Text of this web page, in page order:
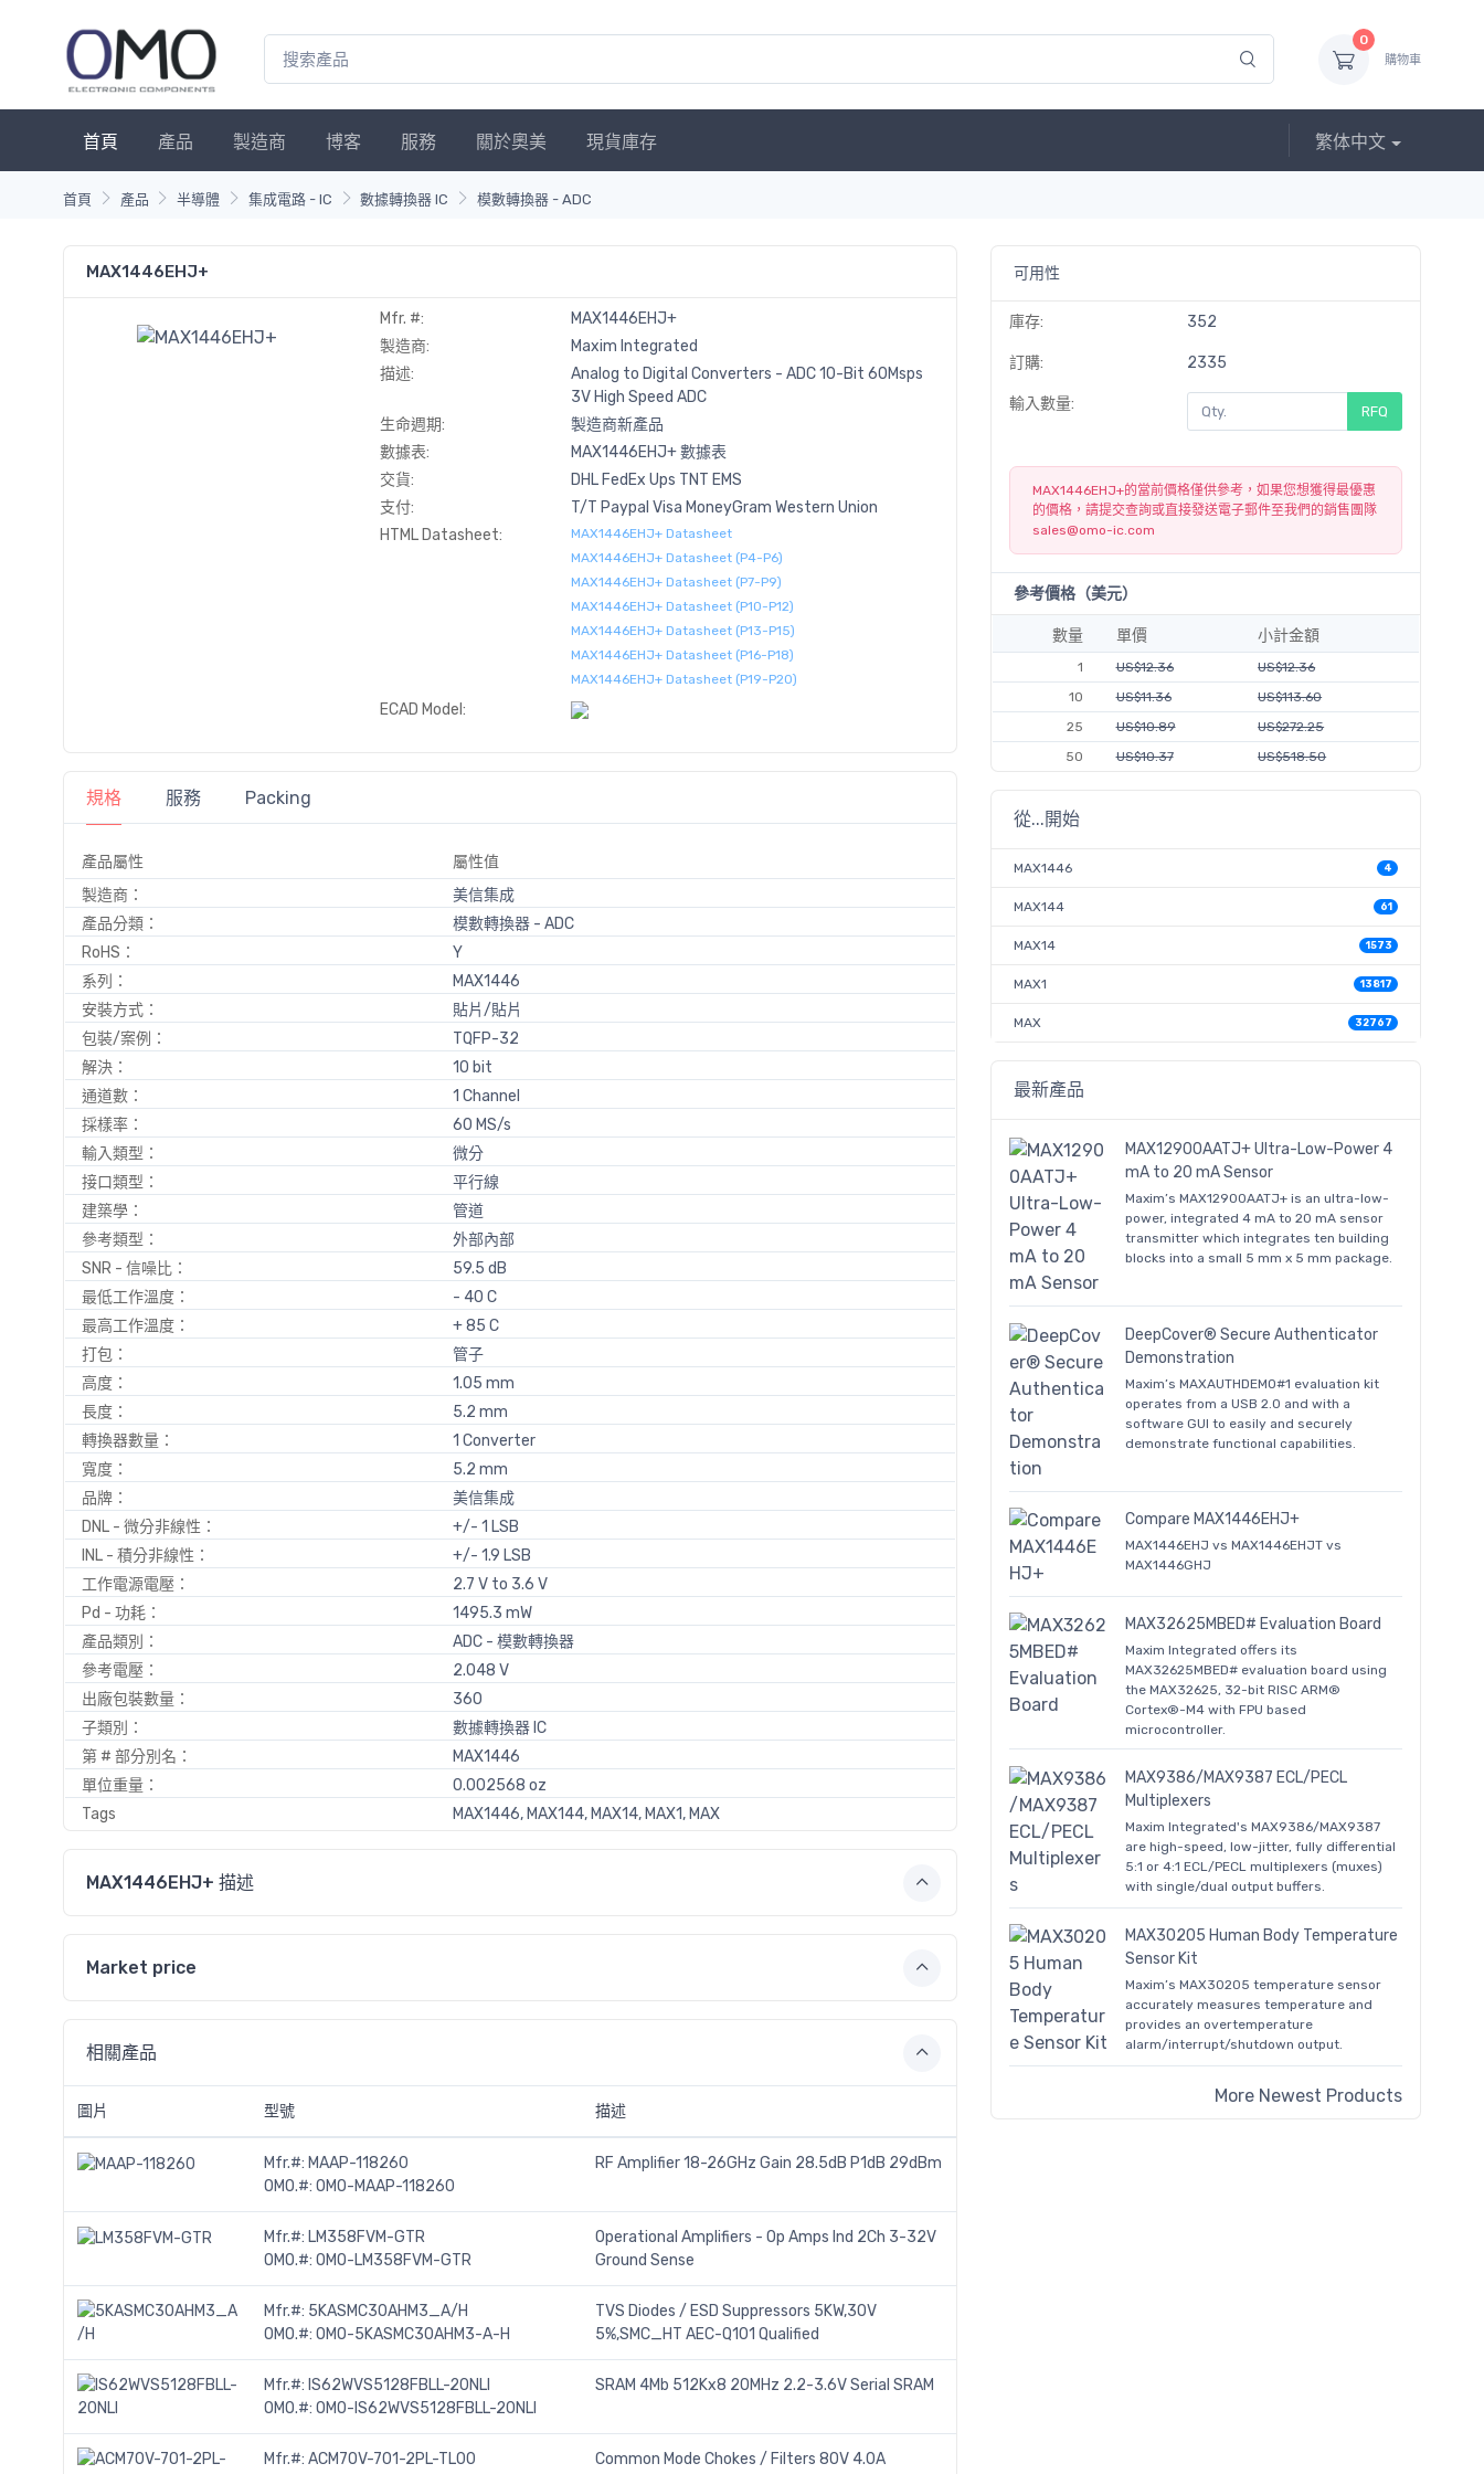
0
購物車
首頁 產品 製造商 博客 服務 關於奧美 現貨庫存 繁体中文
首頁 產品 半導體 集成電路 - IC 數據轉換器 IC 模數轉換器 - ADC
MAX1446EHJ+
Mfr. #:
MAX1446EHJ+
製造商:
Maxim Integrated
描述:
Analog to Digital Converters - ADC 10-Bit 60Msps
3V High Speed ADC
生命週期:
製造商新產品
數據表:
MAX1446EHJ+ 數據表
交貨:
DHL FedEx Ups TNT EMS
支付:
T/T Paypal Visa MoneyGram Western Union
HTML Datasheet:
MAX1446EHJ+ Datasheet
MAX1446EHJ+ Datasheet (P4-P6)
MAX1446EHJ+ Datasheet (P7-P9)
MAX1446EHJ+ Datasheet (P10-P12)
MAX1446EHJ+ Datasheet (P13-P15)
MAX1446EHJ+ Datasheet (P16-P18)
MAX1446EHJ+ Datasheet (P19-P20)
ECAD Model:
規格 服務 Packing
產品屬性
屬性值
製造商：
美信集成
產品分類：
模數轉換器 - ADC
RoHS：
Y
系列：
MAX1446
安裝方式：
貼片/貼片
包裝/案例：
TQFP-32
解決：
10 bit
通道數：
1 Channel
採樣率：
60 MS/s
輸入類型：
微分
接口類型：
平行線
建築學：
管道
參考類型：
外部內部
SNR - 信噪比：
59.5 dB
最低工作溫度：
- 40 C
最高工作溫度：
+ 85 C
打包：
管子
高度：
1.05 mm
長度：
5.2 mm
轉換器數量：
1 Converter
寬度：
5.2 mm
品牌：
美信集成
DNL - 微分非線性：
+/- 1 LSB
INL - 積分非線性：
+/- 1.9 LSB
工作電源電壓：
2.7 V to 3.6 V
Pd - 功耗：
1495.3 mW
產品類別：
ADC - 模數轉換器
參考電壓：
2.048 V
出廠包裝數量：
360
子類別：
數據轉換器 IC
第 # 部分別名：
MAX1446
單位重量：
0.002568 oz
Tags
MAX1446, MAX144, MAX14, MAX1, MAX
MAX1446EHJ+ 描述
Market price
相關產品
圖片 型號 描述
Mfr.#: MAAP-118260
OMO.#: OMO-MAAP-118260
RF Amplifier 18-26GHz Gain 28.5dB P1dB 29dBm
Mfr.#: LM358FVM-GTR
OMO.#: OMO-LM358FVM-GTR
Operational Amplifiers - Op Amps Ind 2Ch 3-32V
Ground Sense
Mfr.#: 5KASMC30AHM3_A/H
OMO.#: OMO-5KASMC30AHM3-A-H
TVS Diodes / ESD Suppressors 5KW,30V
5%,SMC_HT AEC-Q101 Qualified
Mfr.#: IS62WVS5128FBLL-20NLI
OMO.#: OMO-IS62WVS5128FBLL-20NLI
SRAM 4Mb 512Kx8 20MHz 2.2-3.6V Serial SRAM
Mfr.#: ACM70V-701-2PL-TL00
Common Mode Chokes / Filters 80V 4.0A
可用性
庫存: 352
訂購: 2335
輸入數量: RFQ
MAX1446EHJ+的當前價格僅供參考，如果您想獲得最優惠
的價格，請提交查詢或直接發送電子郵件至我們的銷售團隊
sales@omo-ic.com
參考價格（美元）
數量 單價 小計金額
1 US$12.36
US$12.36
10
US$11.36
US$113.60
25
US$10.89
US$272.25
50
US$10.37 US$518.50
從...開始
MAX1446 4
MAX144 61
MAX14 1573
MAX1 13817
MAX 32767
最新產品
MAX12900AATJ+ Ultra-Low-Power 4
mA to 20 mA Sensor
Maxim’s MAX12900AATJ+ is an ultra-low-
power, integrated 4 mA to 20 mA sensor
transmitter which integrates ten building
blocks into a small 5 mm x 5 mm package.
DeepCover® Secure Authenticator
Demonstration
Maxim’s MAXAUTHDEMO#1 evaluation kit
operates from a USB 2.0 and with a
software GUI to easily and securely
demonstrate functional capabilities.
Compare MAX1446EHJ+
MAX1446EHJ vs MAX1446EHJT vs
MAX1446GHJ
MAX32625MBED# Evaluation Board
Maxim Integrated offers its
MAX32625MBED# evaluation board using
the MAX32625, 32-bit RISC ARM®
Cortex®-M4 with FPU based
microcontroller.
MAX9386/MAX9387 ECL/PECL
Multiplexers
Maxim Integrated's MAX9386/MAX9387
are high-speed, low-jitter, fully differential
5:1 or 4:1 ECL/PECL multiplexers (muxes)
with single/dual output buffers.
MAX30205 Human Body Temperature
Sensor Kit
Maxim’s MAX30205 temperature sensor
accurately measures temperature and
provides an overtemperature
alarm/interrupt/shutdown output.
More Newest Products